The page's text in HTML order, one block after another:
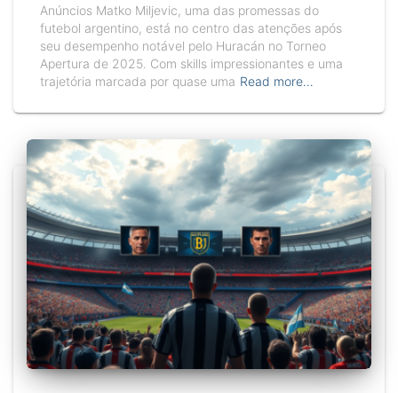
Anúncios Matko Miljevic, uma das promessas do
futebol argentino, está no centro das atenções após
seu desempenho notável pelo Huracán no Torneo
Apertura de 2025. Com skills impressionantes e uma
trajetória marcada por quase uma Read more…